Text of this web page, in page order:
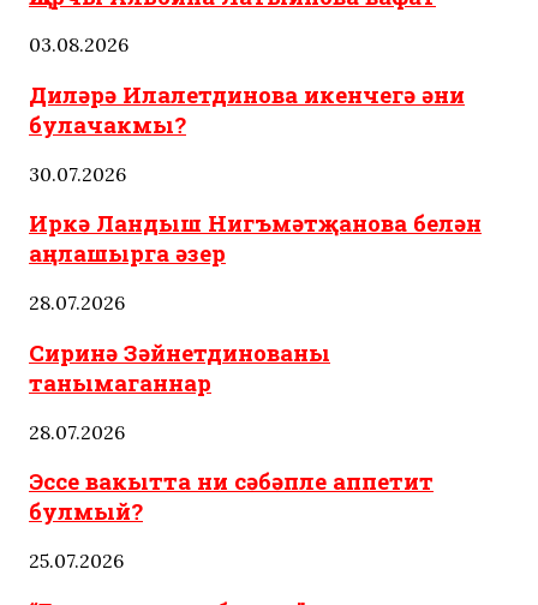
03.08.2026
Диләрә Илалетдинова икенчегә әни
булачакмы?
30.07.2026
Иркә Ландыш Нигъмәтҗанова белән
аңлашырга әзер
28.07.2026
Сиринә Зәйнетдинованы
танымаганнар
28.07.2026
Эссе вакытта ни сәбәпле аппетит
булмый?
25.07.2026